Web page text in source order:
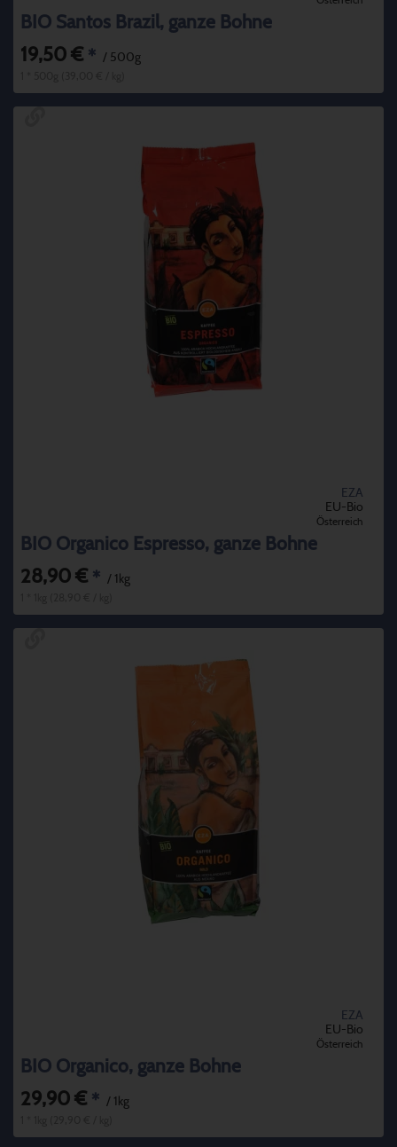
BIO Santos Brazil, ganze Bohne
19,50 € * / 500g
EZA
EU-Bio
Österreich
BIO Organico Espresso, ganze Bohne
28,90 € * / 1kg
EZA
EU-Bio
Österreich
BIO Organico, ganze Bohne
29,90 € * / 1kg